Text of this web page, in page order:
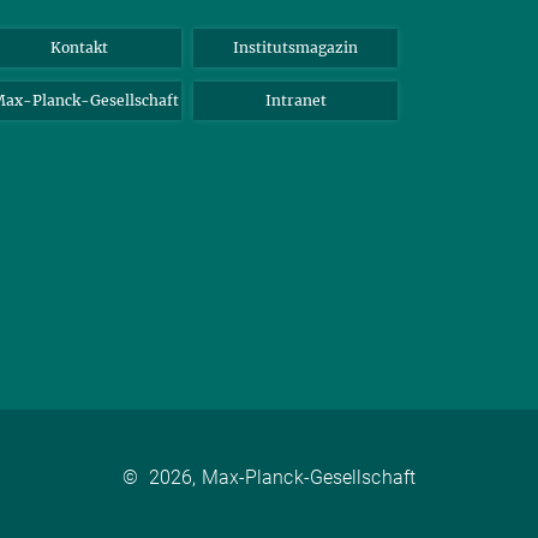
Kontakt Institutsmagazin
Planck-Gesellschaft Intranet
© 2026, Max-Planck-Gesellschaft